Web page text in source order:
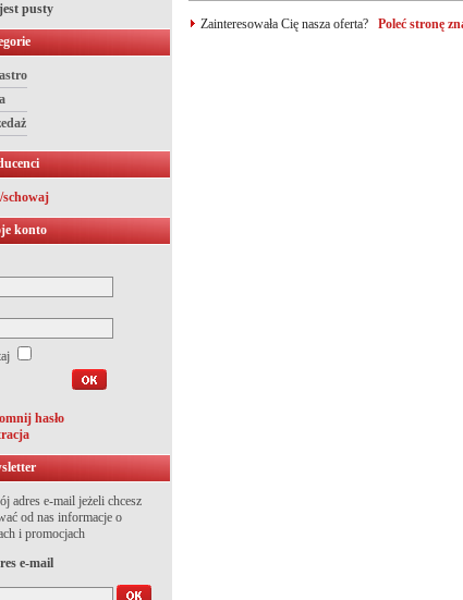
pusty
schowaj
konto
hasło
adres e-mail jeżeli chcesz
od nas informacje o
i promocjach
e-mail
Zainteresowała Cię nasza oferta? Poleć stronę